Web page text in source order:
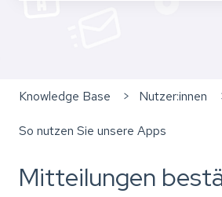
Knowledge Base Nutzer:innen
So nutzen Sie unsere Apps
Mitteilungen